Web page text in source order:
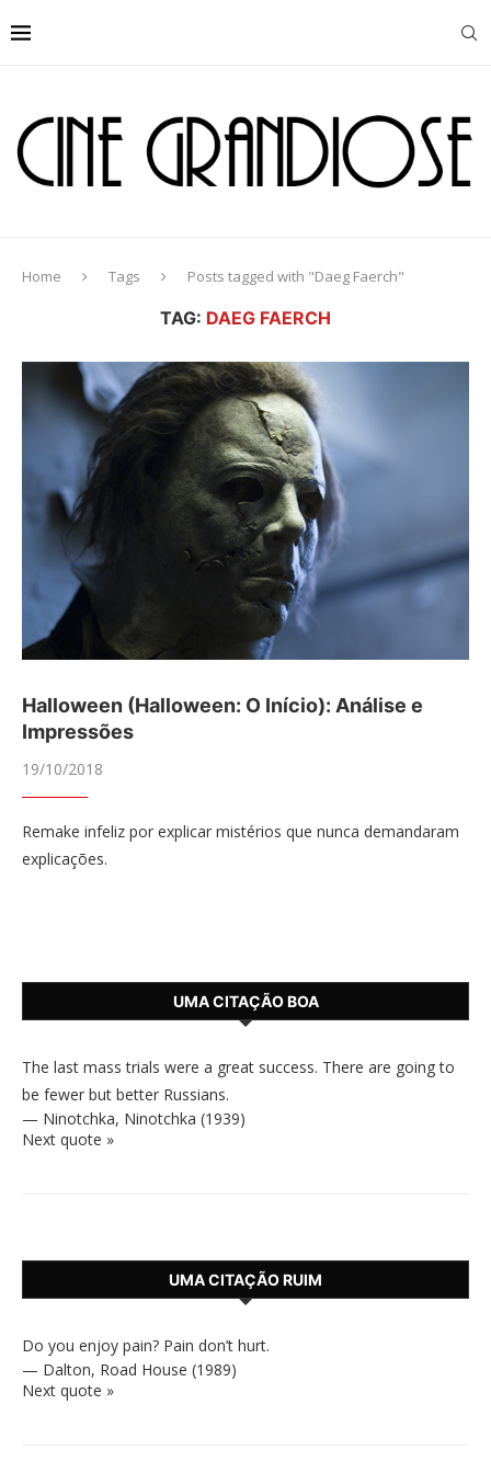
Home Tags Posts tagged with "Daeg Faerch"
TAG: DAEG FAERCH
Halloween (Halloween: O Início): Análise e
Impressões
19/10/2018
Remake infeliz por explicar mistérios que nunca demandaram
explicações.
UMA CITAÇÃO BOA
The last mass trials were a great success. There are going to
be fewer but better Russians.
— Ninotchka, Ninotchka (1939)
Next quote »
UMA CITAÇÃO RUIM
Do you enjoy pain? Pain don’t hurt.
— Dalton, Road House (1989)
Next quote »